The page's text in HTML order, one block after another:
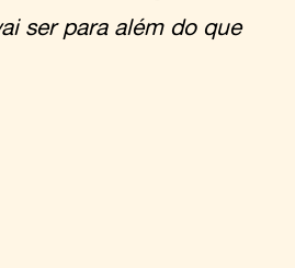
ser para além do que